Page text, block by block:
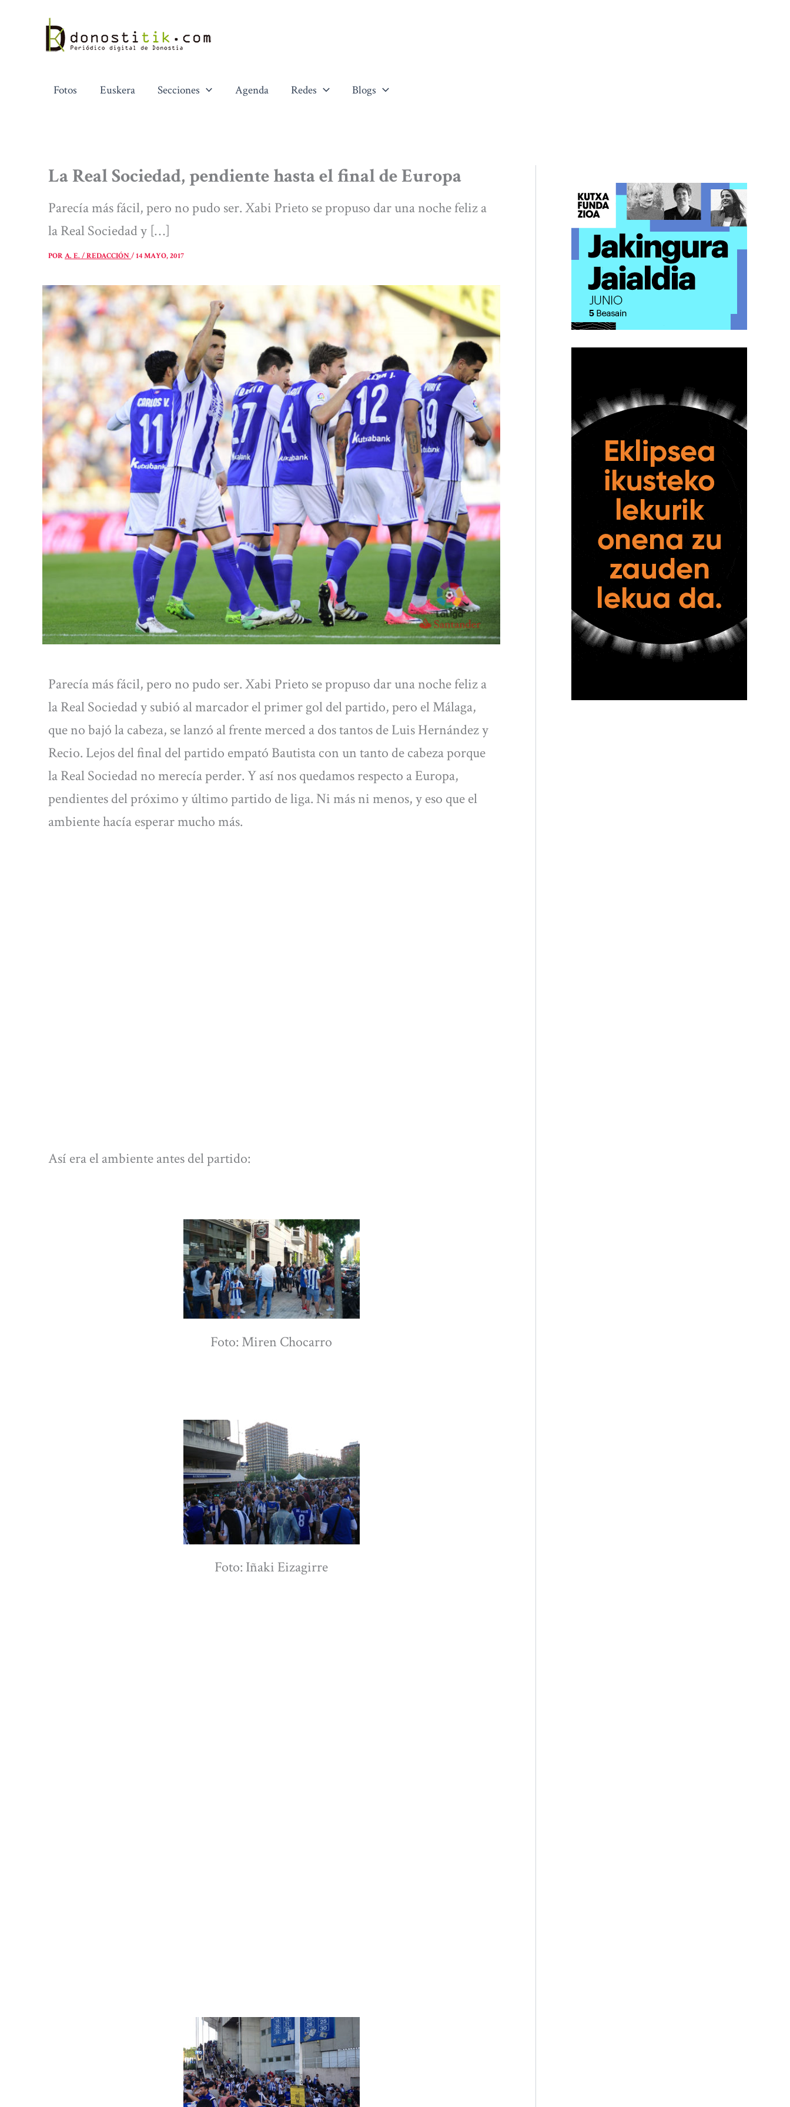
contenido
Fotos Euskera Secciones Agenda Redes Blogs
La Real Sociedad, pendiente hasta el final de Europa
Parecía más fácil, pero no pudo ser. Xabi Prieto se propuso dar una noche feliz a
la Real Sociedad y […]
PORA. E. / REDACCIÓN/14 MAYO, 2017
Parecía más fácil, pero no pudo ser. Xabi Prieto se propuso dar una noche feliz a
la Real Sociedad y subió al marcador el primer gol del partido, pero el Málaga,
que no bajó la cabeza, se lanzó al frente merced a dos tantos de Luis Hernández y
Recio. Lejos del final del partido empató Bautista con un tanto de cabeza porque
la Real Sociedad no merecía perder. Y así nos quedamos respecto a Europa,
pendientes del próximo y último partido de liga. Ni más ni menos, y eso que el
ambiente hacía esperar mucho más.
Así era el ambiente antes del partido:
Foto: Miren Chocarro
Foto: Iñaki Eizagirre